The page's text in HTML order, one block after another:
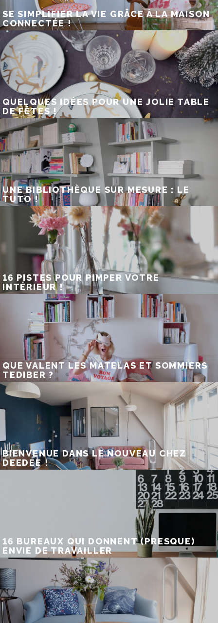
SE SIMPLIFIER LA VIE GRÂCE À LA MAISON
CONNECTÉE !
QUELQUES IDÉES POUR UNE JOLIE TABLE
DE FÊTES !
UNE BIBLIOTHÈQUE SUR MESURE : LE
TUTO !
16 PISTES POUR PIMPER VOTRE
INTÉRIEUR !
QUE VALENT LES MATELAS ET SOMMIERS
TEDIBER ?
BIENVENUE DANS LE NOUVEAU CHEZ
DEEDEE !
16 BUREAUX QUI DONNENT (PRESQUE)
ENVIE DE TRAVAILLER